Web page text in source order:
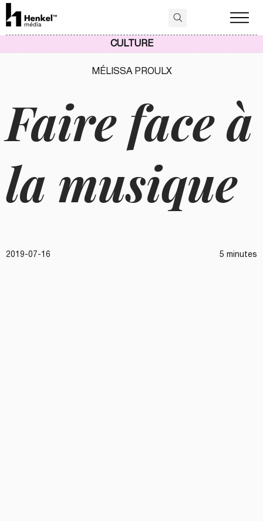
Faire face à
la musique
2019-07-16
MÉLISSA PROULX
5 minutes
CULTURE